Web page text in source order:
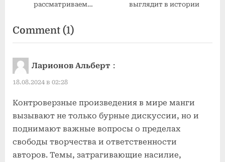
рассматриваем
музеях
выглядит в истории
Comment (1)on
“Темная
мировой
контроверзные
работы
и
их
Ларионов Альберт :
18.08.2024 в 02:28
Контроверзные произведения в мире манги
вызывают не только бурные дискуссии, но и
поднимают важные вопросы о пределах
свободы творчества и ответственности
авторов. Темы, затрагивающие насилие,